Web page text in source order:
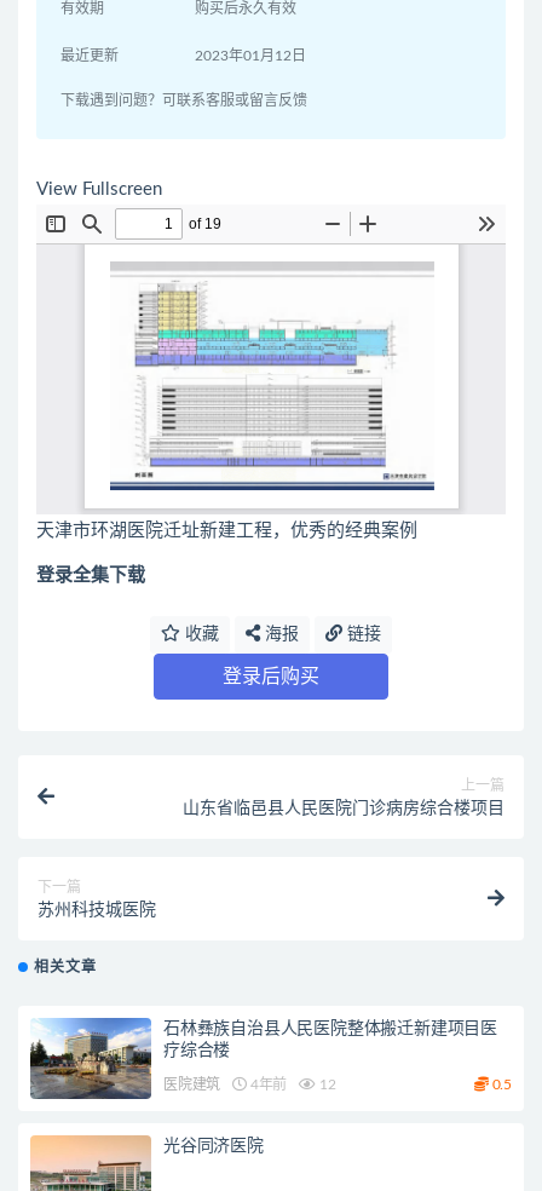
有效期 购买后永久有效
最近更新 2023年01月12日
下载遇到问题？可联系客服或留言反馈
View Fullscreen
天津市环湖医院迁址新建工程，优秀的经典案例
登录全集下载
收藏 海报 链接
登录后购买
上一篇
山东省临邑县人民医院门诊病房综合楼项目
下一篇
苏州科技城医院
相关文章
石林彝族自治县人民医院整体搬迁新建项目医
疗综合楼
医院建筑 4年前 12 0.5
光谷同济医院